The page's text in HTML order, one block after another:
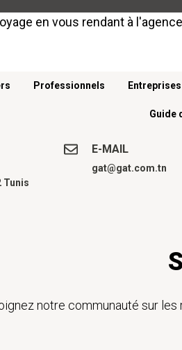
en vous rendant à l'agence
Professionnels Entreprises
Guide
Tunis
E-MAIL
gat@gat.com.tn
notre communauté sur